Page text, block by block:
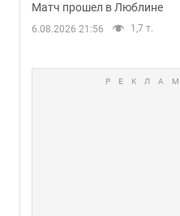
Матч прошел в Люблине
6.08.2026 21:56 1,7 т.